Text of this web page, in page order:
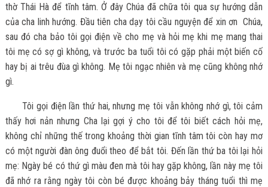
thờ Thái Hà để tĩnh tâm. Ở đây Chúa đã chữa tôi qua sự hướng dẫn
của cha linh hướng. Đầu tiên cha dạy tôi cầu nguyện để xin ơn Chúa,
sau đó cha bảo tôi gọi điện về cho mẹ và hỏi mẹ khi mẹ mang thai
tôi mẹ có sợ gì không, và trước ba tuổi tôi có gặp phải một biến cố
hay bị ai trêu đùa gì không. Mẹ tôi ngạc nhiên và mẹ cũng không nhớ
gì.
Tôi gọi điện lần thứ hai, nhưng mẹ tôi vẫn không nhớ gì, tôi cảm
thấy hơi nản nhưng Cha lại gợi ý cho tôi để tôi biết cách hỏi mẹ,
không chỉ những thế trong khoảng thời gian tĩnh tâm tôi còn hay mơ
có một người đàn ông đuổi theo để bắt tôi. Đến lần thứ ba tôi lại hỏi
mẹ: Ngày bé có thứ gì màu đen mà tôi hay gặp không, lần này mẹ tôi
đã nhớ ra rằng ngày tôi còn bé được khoảng bảy tháng tuổi thì mẹ